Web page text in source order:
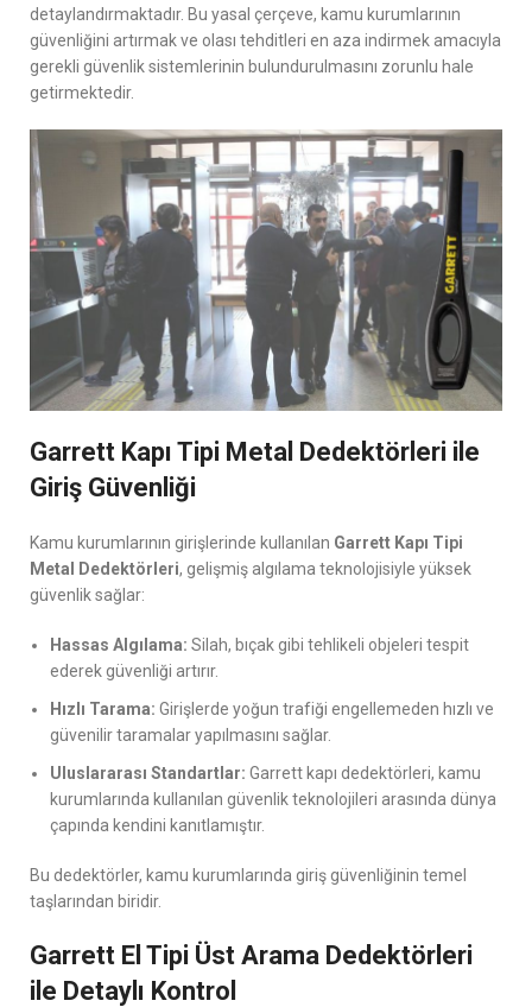
detaylandırmaktadır. Bu yasal çerçeve, kamu kurumlarının
güvenliğini artırmak ve olası tehditleri en aza indirmek amacıyla
gerekli güvenlik sistemlerinin bulundurulmasını zorunlu hale
getirmektedir.
Garrett Kapı Tipi Metal Dedektörleri ile
Giriş Güvenliği
Kamu kurumlarının girişlerinde kullanılan Garrett Kapı Tipi
Metal Dedektörleri, gelişmiş algılama teknolojisiyle yüksek
güvenlik sağlar:
Hassas Algılama: Silah, bıçak gibi tehlikeli objeleri tespit
ederek güvenliği artırır.
Hızlı Tarama: Girişlerde yoğun trafiği engellemeden hızlı ve
güvenilir taramalar yapılmasını sağlar.
Uluslararası Standartlar: Garrett kapı dedektörleri, kamu
kurumlarında kullanılan güvenlik teknolojileri arasında dünya
çapında kendini kanıtlamıştır.
Bu dedektörler, kamu kurumlarında giriş güvenliğinin temel
taşlarından biridir.
Garrett El Tipi Üst Arama Dedektörleri
ile Detaylı Kontrol